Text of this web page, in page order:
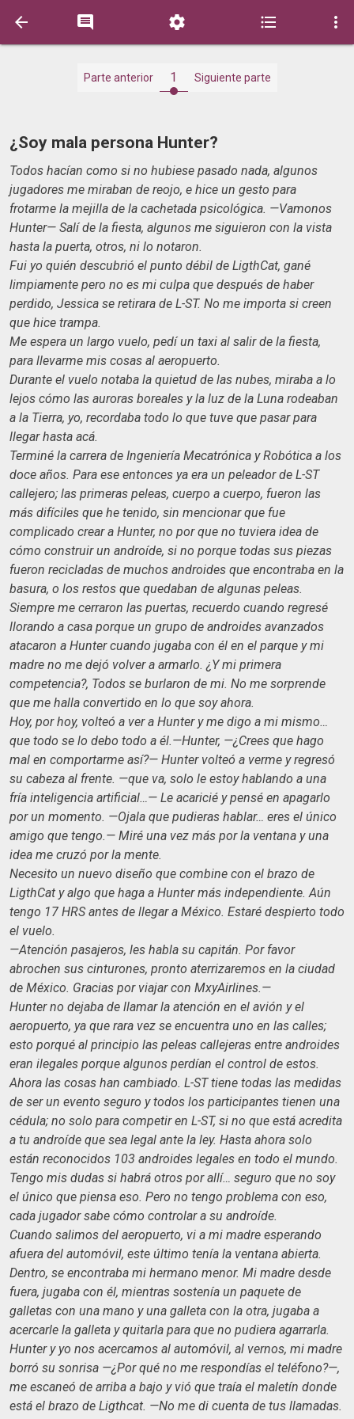
    
Parte anterior 1 Siguiente parte
¿Soy mala persona Hunter?
Todos hacían como si no hubiese pasado nada, algunos
jugadores me miraban de reojo, e hice un gesto para
frotarme la mejilla de la cachetada psicológica. —Vamonos
Hunter— Salí de la fiesta, algunos me siguieron con la vista
hasta la puerta, otros, ni lo notaron.
Fui yo quién descubrió el punto débil de LigthCat, gané
limpiamente pero no es mi culpa que después de haber
perdido, Jessica se retirara de L-ST. No me importa si creen
que hice trampa.
Me espera un largo vuelo, pedí un taxi al salir de la fiesta,
para llevarme mis cosas al aeropuerto.
Durante el vuelo notaba la quietud de las nubes, miraba a lo
lejos cómo las auroras boreales y la luz de la Luna rodeaban
a la Tierra, yo, recordaba todo lo que tuve que pasar para
llegar hasta acá.
Terminé la carrera de Ingeniería Mecatrónica y Robótica a los
doce años. Para ese entonces ya era un peleador de L-ST
callejero; las primeras peleas, cuerpo a cuerpo, fueron las
más difíciles que he tenido, sin mencionar que fue
complicado crear a Hunter, no por que no tuviera idea de
cómo construir un androíde, si no porque todas sus piezas
fueron recicladas de muchos androides que encontraba en la
basura, o los restos que quedaban de algunas peleas.
Siempre me cerraron las puertas, recuerdo cuando regresé
llorando a casa porque un grupo de androides avanzados
atacaron a Hunter cuando jugaba con él en el parque y mi
madre no me dejó volver a armarlo. ¿Y mi primera
competencia?, Todos se burlaron de mi. No me sorprende
que me halla convertido en lo que soy ahora.
Hoy, por hoy, volteó a ver a Hunter y me digo a mi mismo…
que todo se lo debo todo a él.—Hunter, —¿Crees que hago
mal en comportarme así?— Hunter volteó a verme y regresó
su cabeza al frente. —que va, solo le estoy hablando a una
fría inteligencia artificial…— Le acaricié y pensé en apagarlo
por un momento. —Ojala que pudieras hablar… eres el único
amigo que tengo.— Miré una vez más por la ventana y una
idea me cruzó por la mente.
Necesito un nuevo diseño que combine con el brazo de
LigthCat y algo que haga a Hunter más independiente. Aún
tengo 17 HRS antes de llegar a México. Estaré despierto todo
el vuelo.
—Atención pasajeros, les habla su capitán. Por favor
abrochen sus cinturones, pronto aterrizaremos en la ciudad
de México. Gracias por viajar con MxyAirlines.—
Hunter no dejaba de llamar la atención en el avión y el
aeropuerto, ya que rara vez se encuentra uno en las calles;
esto porqué al principio las peleas callejeras entre androides
eran ilegales porque algunos perdían el control de estos.
Ahora las cosas han cambiado. L-ST tiene todas las medidas
de ser un evento seguro y todos los participantes tienen una
cédula; no solo para competir en L-ST, si no que está acredita
a tu androíde que sea legal ante la ley. Hasta ahora solo
están reconocidos 103 androides legales en todo el mundo.
Tengo mis dudas si habrá otros por allí… seguro que no soy
el único que piensa eso. Pero no tengo problema con eso,
cada jugador sabe cómo controlar a su androíde.
Cuando salimos del aeropuerto, vi a mi madre esperando
afuera del automóvil, este último tenía la ventana abierta.
Dentro, se encontraba mi hermano menor. Mi madre desde
fuera, jugaba con él, mientras sostenía un paquete de
galletas con una mano y una galleta con la otra, jugaba a
acercarle la galleta y quitarla para que no pudiera agarrarla.
Hunter y yo nos acercamos al automóvil, al vernos, mi madre
borró su sonrisa —¿Por qué no me respondías el teléfono?—,
me escaneó de arriba a bajo y vió que traía el maletín donde
está el brazo de Ligthcat. —No me di cuenta de tus llamadas.